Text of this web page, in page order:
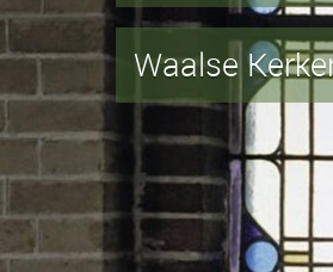
Waalse